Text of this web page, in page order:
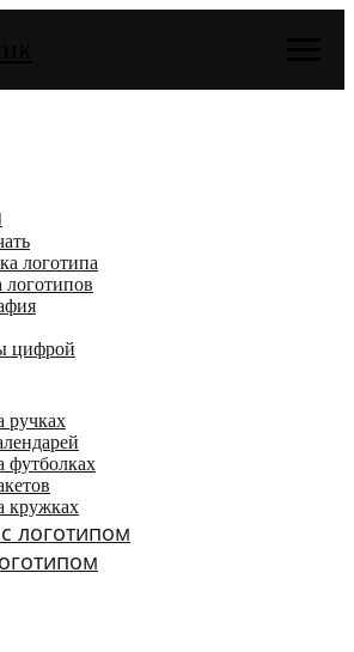
логотипа
цифрой
ручках
футболках
кружках
логотипом